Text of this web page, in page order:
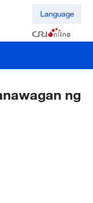
Language
ng